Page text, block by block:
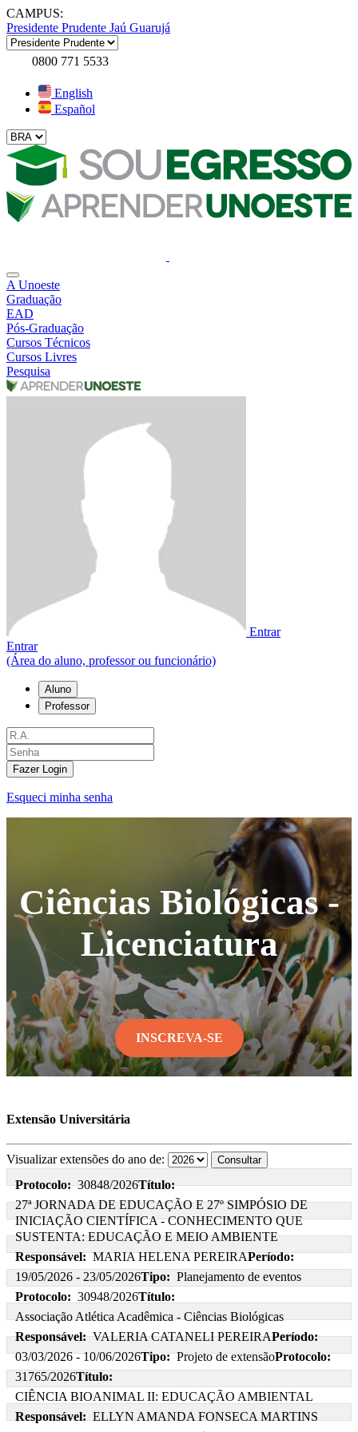
CAMPUS:
Presidente Prudente Jaú Guarujá
0800 771 5533
English
Español
A Unoeste
Graduação
EAD
Pós-Graduação
Cursos Técnicos
Cursos Livres
Pesquisa
Entrar
Entrar
(Área do aluno, professor ou funcionário)
Aluno
Professor
Fazer Login
Esqueci minha senha
Ciências Biológicas -
Licenciatura
INSCREVA-SE
Extensão Universitária
Visualizar extensões do ano de:
Protocolo: 30848/2026Título:
27ª JORNADA DE EDUCAÇÃO E 27º SIMPÓSIO DE
INICIAÇÃO CIENTÍFICA - CONHECIMENTO QUE
SUSTENTA: EDUCAÇÃO E MEIO AMBIENTE
Responsável: MARIA HELENA PEREIRAPeríodo:
19/05/2026 - 23/05/2026Tipo: Planejamento de eventos
Protocolo: 30948/2026Título:
Associação Atlética Acadêmica - Ciências Biológicas
Responsável: VALERIA CATANELI PEREIRAPeríodo:
03/03/2026 - 10/06/2026Tipo: Projeto de extensãoProtocolo:
31765/2026Título:
CIÊNCIA BIOANIMAL II: EDUCAÇÃO AMBIENTAL
Responsável: ELLYN AMANDA FONSECA MARTINS